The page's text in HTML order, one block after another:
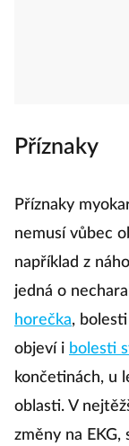
Příznaky
Příznaky
nemusí vůbec
například z
jedná o
horečka,
objeví i bolesti
končetinách, u
oblasti. V
změny na EKG,